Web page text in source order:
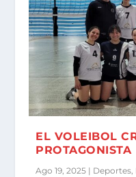
EL VOLEIBOL
PROTAGONISTA
Ago 19, 2025 | Deportes,